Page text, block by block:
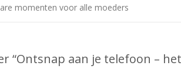
momenten voor alle moeders
“Ontsnap aan je telefoon –